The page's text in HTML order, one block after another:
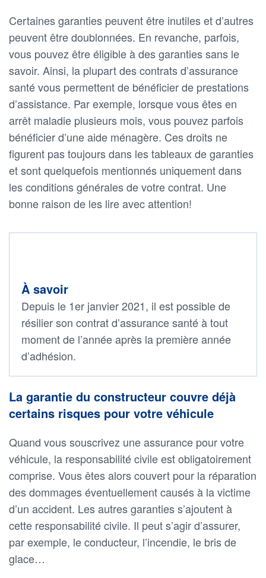
Certaines garanties peuvent être inutiles et d’autres
peuvent être doublonnées. En revanche, parfois,
vous pouvez être éligible à des garanties sans le
savoir. Ainsi, la plupart des contrats d’assurance
santé vous permettent de bénéficier de prestations
d’assistance. Par exemple, lorsque vous êtes en
arrêt maladie plusieurs mois, vous pouvez parfois
bénéficier d’une aide ménagère. Ces droits ne
figurent pas toujours dans les tableaux de garanties
et sont quelquefois mentionnés uniquement dans
les conditions générales de votre contrat. Une
bonne raison de les lire avec attention!
À savoir
Depuis le 1er janvier 2021, il est possible de
résilier son contrat d’assurance santé à tout
moment de l’année après la première année
d’adhésion.
La garantie du constructeur couvre déjà
certains risques pour votre véhicule
Quand vous souscrivez une assurance pour votre
véhicule, la responsabilité civile est obligatoirement
comprise. Vous êtes alors couvert pour la réparation
des dommages éventuellement causés à la victime
d’un accident. Les autres garanties s’ajoutent à
cette responsabilité civile. Il peut s’agir d’assurer,
par exemple, le conducteur, l’incendie, le bris de
glace…